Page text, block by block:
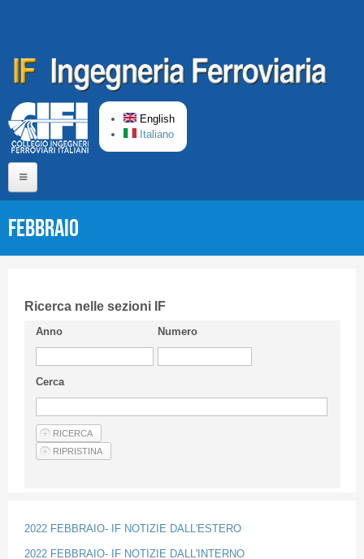
English
Italiano
Short presentation CIFI
Guideline
Privacy & Policy
Articles
Febbraio
Ricerca nelle sezioni IF
Anno Numero
Cerca
2022 FEBBRAIO- IF NOTIZIE DALL'ESTERO
2022 FEBBRAIO- IF NOTIZIE DALL'INTERNO